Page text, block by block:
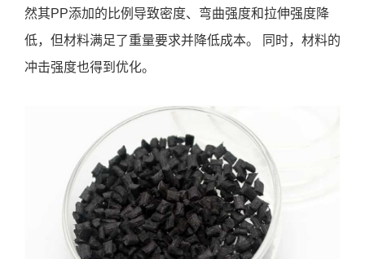
然其PP添加的比例导致密度、弯曲强度和拉伸强度降
低，但材料满足了重量要求并降低成本。 同时，材料的
冲击强度也得到优化。